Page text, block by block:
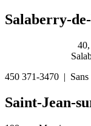
Salaberry-
450 371-3470 | Sans
Saint-Jean-